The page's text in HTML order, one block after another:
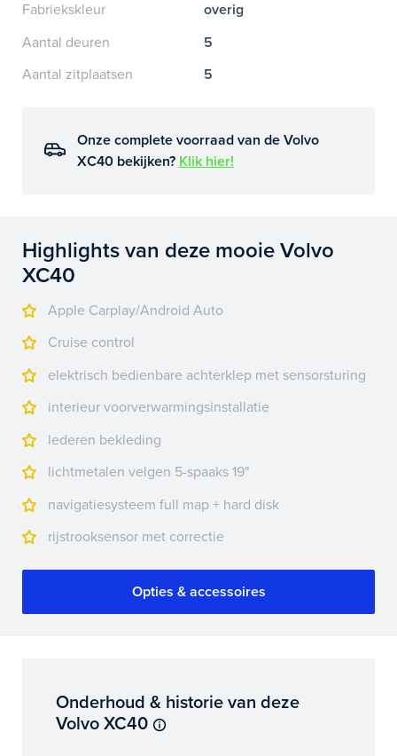
Fabriekskleur
overig
Aantal deuren
5
Aantal zitplaatsen
5
Onze complete voorraad van de Volvo
XC40 bekijken? Klik hier!
Highlights van deze mooie Volvo
XC40
Apple Carplay/Android Auto
Cruise control
elektrisch bedienbare achterklep met sensorsturing
interieur voorverwarmingsinstallatie
lederen bekleding
lichtmetalen velgen 5-spaaks 19"
navigatiesysteem full map + hard disk
rijstrooksensor met correctie
Opties & accessoires
Onderhoud & historie van deze
Volvo XC40